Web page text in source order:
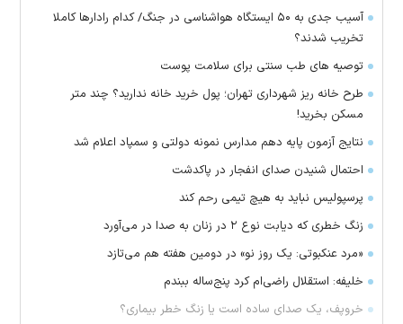
آسیب جدی به ۵۰ ایستگاه هواشناسی در جنگ/ کدام رادار‌ها کاملا
تخریب شدند؟
توصیه های طب سنتی برای سلامت پوست
طرح خانه ریز شهرداری تهران؛ پول خرید خانه ندارید؟ چند متر
مسکن بخرید!
نتایج آزمون پایه دهم مدارس نمونه دولتی و سمپاد اعلام شد
احتمال شنیدن صدای انفجار در پاکدشت
پرسپولیس نباید به هیچ تیمی رحم کند
زنگ خطری که دیابت نوع ۲ در زنان به صدا در می‌آورد
«مرد عنکبوتی: یک روز نو» در دومین هفته هم می‌تازد
خلیفه: استقلال راضی‌ام کرد پنج‌ساله ببندم
خروپف، یک صدای ساده است یا زنگ خطر بیماری؟